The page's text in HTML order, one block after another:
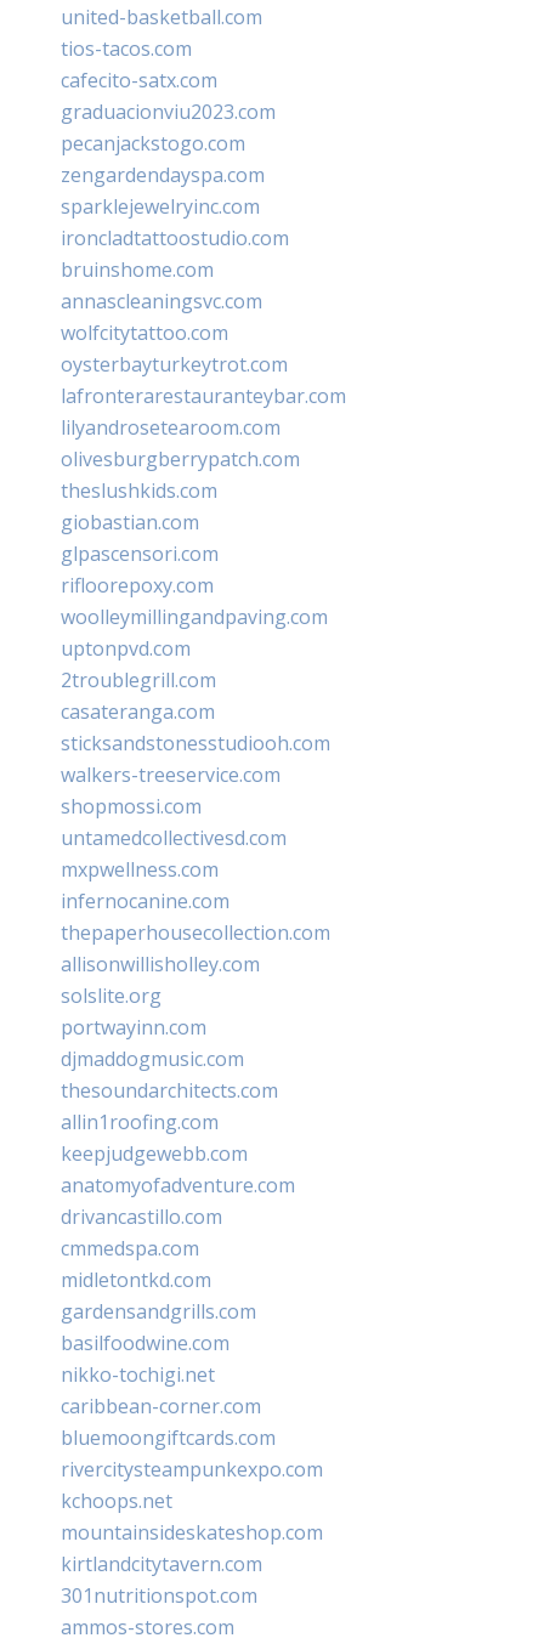
united-basketball.com
tios-tacos.com
cafecito-satx.com
graduacionviu2023.com
pecanjackstogo.com
zengardendayspa.com
sparklejewelryinc.com
ironcladtattoostudio.com
bruinshome.com
annascleaningsvc.com
wolfcitytattoo.com
oysterbayturkeytrot.com
lafronterarestauranteybar.com
lilyandrosetearoom.com
olivesburgberrypatch.com
theslushkids.com
giobastian.com
glpascensori.com
rifloorepoxy.com
woolleymillingandpaving.com
uptonpvd.com
2troublegrill.com
casateranga.com
sticksandstonesstudiooh.com
walkers-treeservice.com
shopmossi.com
untamedcollectivesd.com
mxpwellness.com
infernocanine.com
thepaperhousecollection.com
allisonwillisholley.com
solslite.org
portwayinn.com
djmaddogmusic.com
thesoundarchitects.com
allin1roofing.com
keepjudgewebb.com
anatomyofadventure.com
drivancastillo.com
cmmedspa.com
midletontkd.com
gardensandgrills.com
basilfoodwine.com
nikko-tochigi.net
caribbean-corner.com
bluemoongiftcards.com
rivercitysteampunkexpo.com
kchoops.net
mountainsideskateshop.com
kirtlandcitytavern.com
301nutritionspot.com
ammos-stores.com